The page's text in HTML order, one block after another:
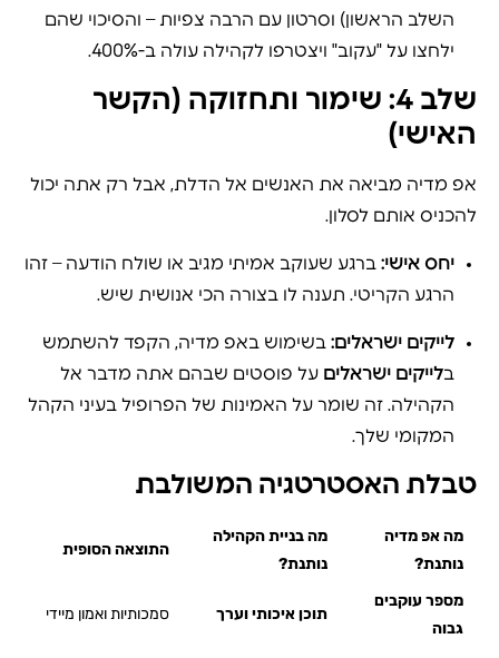
השלב הראשון) וסרטון עם הרבה צפיות – והסיכוי שהם
ילחצו על "עקוב" ויצטרפו לקהילה עולה ב-400%.
שלב 4: שימור ותחזוקה (הקשר
האישי)
אפ מדיה מביאה את האנשים אל הדלת, אבל רק אתה יכול
להכניס אותם לסלון.
יחס אישי: ברגע שעוקב אמיתי מגיב או שולח הודעה – זהו
הרגע הקריטי. תענה לו בצורה הכי אנושית שיש.
לייקים ישראלים: בשימוש באפ מדיה, הקפד להשתמש
בלייקים ישראלים על פוסטים שבהם אתה מדבר אל
הקהילה. זה שומר על האמינות של הפרופיל בעיני הקהל
המקומי שלך.
טבלת האסטרטגיה המשולבת
מה אפ מדיה
נותנת?
מה בניית הקהילה
נותנת?
התוצאה הסופית
מספר עוקבים
גבוה
תוכן איכותי וערך סמכותיות ואמון מיידי